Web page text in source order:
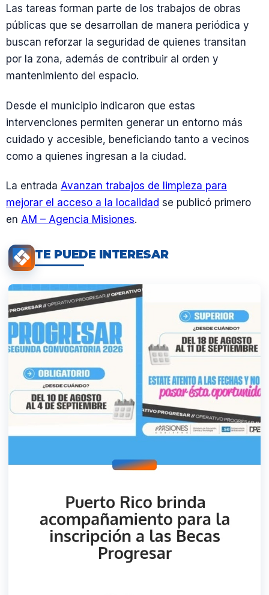
Las tareas forman parte de los trabajos de obras
públicas que se desarrollan de manera periódica y
buscan reforzar la seguridad de quienes transitan
por la zona, además de contribuir al orden y
mantenimiento del espacio.
Desde el municipio indicaron que estas
intervenciones permiten generar un entorno más
cuidado y accesible, beneficiando tanto a vecinos
como a quienes ingresan a la ciudad.
La entrada Avanzan trabajos de limpieza para
mejorar el acceso a la localidad se publicó primero
en AM – Agencia Misiones.
TE PUEDE INTERESAR